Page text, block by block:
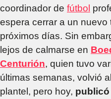
coordinador de fútbol
espera cerrar a un nuevo
próximos días. Sin
lejos de calmarse en
Centurión, quien tuvo
últimas semanas, volvió
plantel, pero hoy,